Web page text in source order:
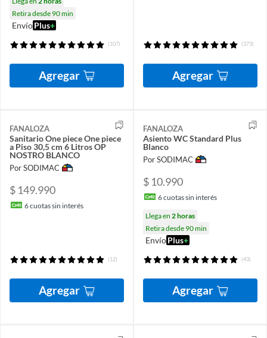
Retira desde 90 min
EnvíoPlus+
(107)
Agregar
(373)
Agregar
FANALOZA
Sanitario One piece One piece
a Piso 30,5 cm 6 Litros OP
NOSTRO BLANCO
Por SODIMAC
$ 149.990
6cuotas sin interés
(12)
Agregar
FANALOZA
Asiento WC Standard Plus
Blanco
Por SODIMAC
$ 10.990
6cuotas sin interés
Llega en 2 horas
Retira desde 90 min
EnvíoPlus+
(43)
Agregar